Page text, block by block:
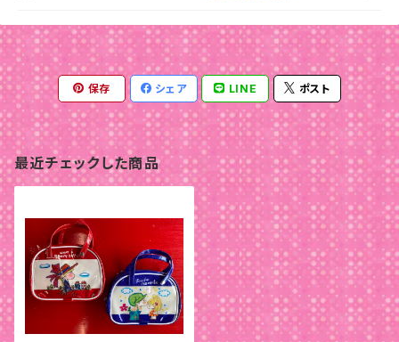
保存 シェア LINE ポスト
最近チェックした商品